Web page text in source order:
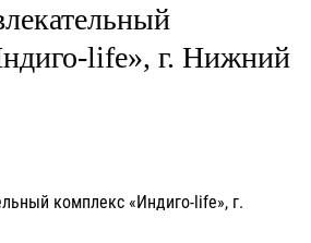
life», г. Нижний